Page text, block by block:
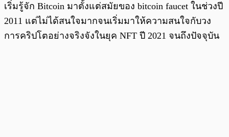
เริ่มรู้จัก Bitcoin มาตั้งแต่สมัยของ bitcoin faucet ในช่วงปี
2011 แต่ไม่ได้สนใจมากจนเริ่มมาให้ความสนใจกับวง
การคริปโตอย่างจริงจังในยุค NFT ปี 2021 จนถึงปัจจุบัน